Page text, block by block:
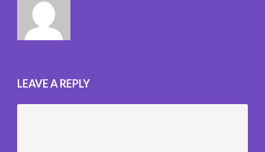
LEAVE A REPLY